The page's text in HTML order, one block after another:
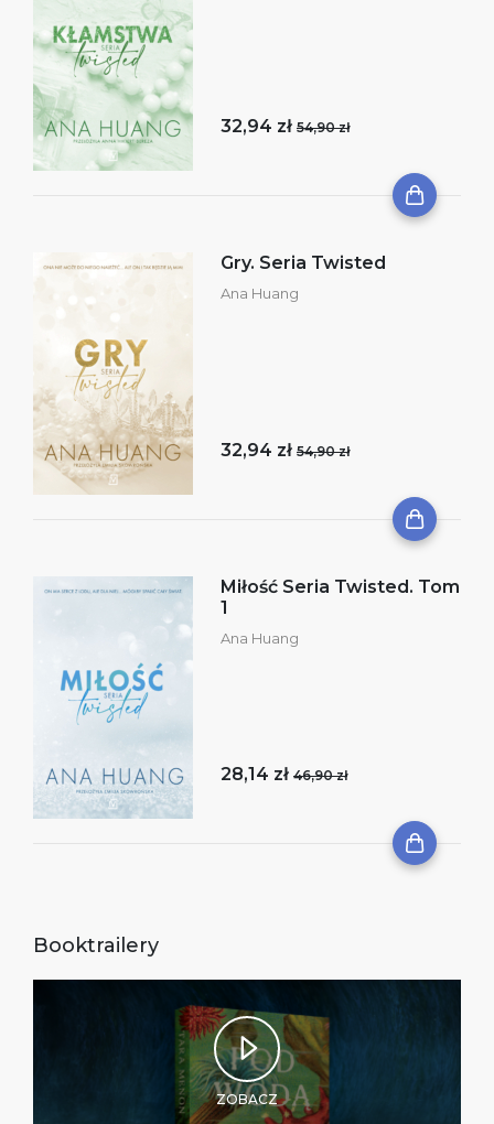
32,94 zł 54,90 zł
Gry. Seria Twisted
Ana Huang
32,94 zł 54,90 zł
Miłość Seria Twisted. Tom
1
Ana Huang
28,14 zł 46,90 zł
Booktrailery
ZOBACZ